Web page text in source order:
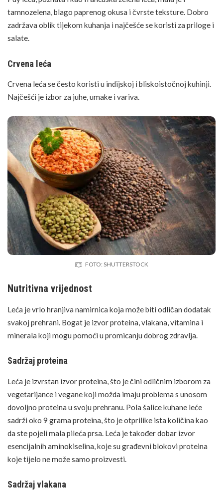
tamnozelena, blago paprenog okusa i čvrste teksture. Dobro
zadržava oblik tijekom kuhanja i najčešće se koristi za priloge i
salate.
Crvena leća
Crvena leća se često koristi u indijskoj i bliskoistočnoj kuhinji.
Najčešći je izbor za juhe, umake i variva.
FOTO: SHUTTERSTOCK
Nutritivna vrijednost
Leća je vrlo hranjiva namirnica koja može biti odličan dodatak
svakoj prehrani. Bogat je izvor proteina, vlakana, vitamina i
minerala koji mogu pomoći u promicanju dobrog zdravlja.
Sadržaj proteina
Leća je izvrstan izvor proteina, što je čini odličnim izborom za
vegetarijance i vegane koji možda imaju problema s unosom
dovoljno proteina u svoju prehranu. Pola šalice kuhane leće
sadrži oko 9 grama proteina, što je otprilike ista količina kao
da ste pojeli mala pileća prsa. Leća je također dobar izvor
esencijalnih aminokiselina, koje su građevni blokovi proteina
koje tijelo ne može samo proizvesti.
Sadržaj vlakana